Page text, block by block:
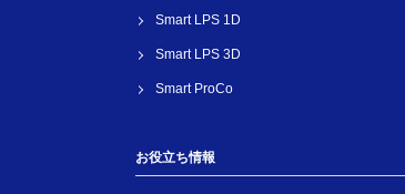
Smart LPS 1D
Smart LPS 3D
Smart ProCo
お役立ち情報